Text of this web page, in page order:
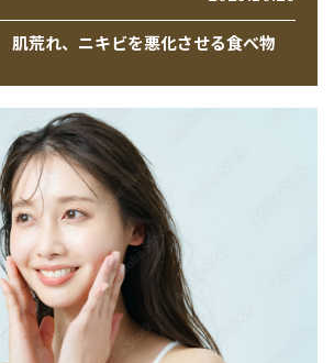
荒れ、ニキビを悪化させる食べ物